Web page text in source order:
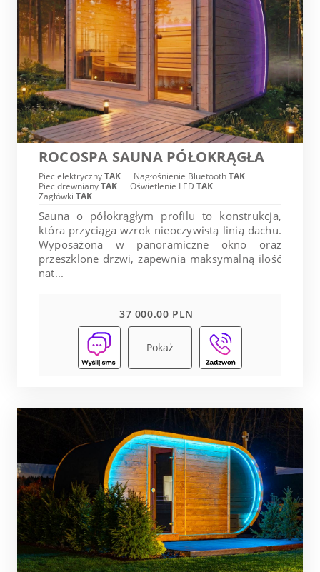
ROCOSPA SAUNA PÓŁOKRĄGŁA
Piec elektrycznyTAK Nagłośnienie BluetoothTAK
Piec drewnianyTAK Oświetlenie LED TAK
Zagłówki TAK
Sauna o półokrągłym profilu to konstrukcja,
która przyciąga wzrok nieoczywistą linią dachu.
Wyposażona w panoramiczne okno oraz
przeszklone drzwi, zapewnia maksymalną ilość
nat...
37 000.00 PLN
Pokaż